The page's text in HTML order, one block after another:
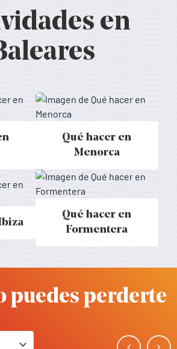
en
- Baleares
Qué hacer en
Menorca
Activitats a Menorca - Baleares
Qué hacer en
Formentera
Activitats a Formentera -
puedes perderte
Toggle Select